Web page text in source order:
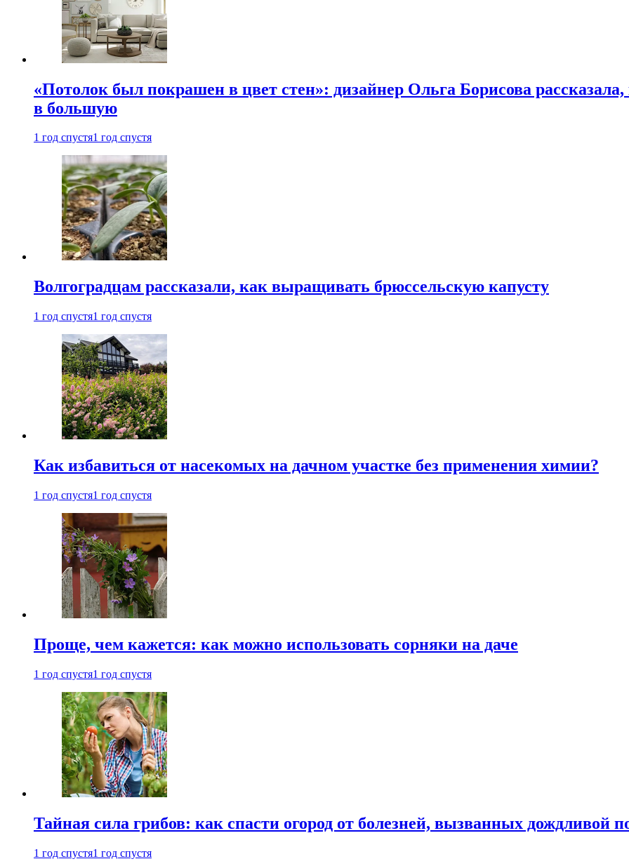
«Потолок был покрашен в цвет стен»: дизайнер Ольга Борисова
в большую
1 год спустя1 год спустя
Волгоградцам рассказали, как выращивать брюссельскую капусту
1 год спустя1 год спустя
Как избавиться от насекомых на дачном участке без применения химии?
1 год спустя1 год спустя
Проще, чем кажется: как можно использовать сорняки на даче
1 год спустя1 год спустя
Тайная сила грибов: как спасти огород от болезней, вызванных дождливой
1 год спустя1 год спустя